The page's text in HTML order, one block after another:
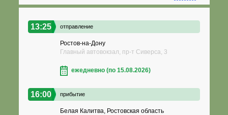
13:25 отправление
Ростов-на-Дону
Главный автовокзал, пр-т Сиверса, 3
ежедневно (по 15.08.2026)
16:00 прибытие
Белая Калитва, Ростовская область